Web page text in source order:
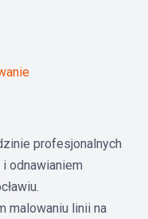
profesjonalnych
odnawianiem
malowaniu linii na